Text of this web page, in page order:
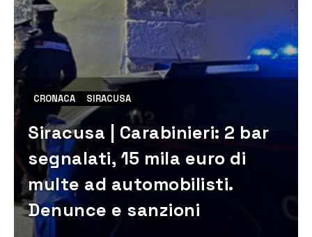
CRONACA SIRACUSA
Siracusa | Carabinieri: 2 bar
segnalati, 15 mila euro di
multe ad automobilisti.
Denunce e sanzioni